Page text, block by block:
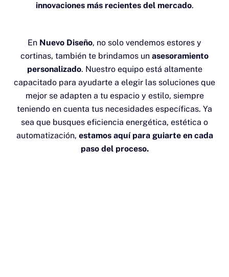
innovaciones más recientes del mercado.
En Nuevo Diseño, no solo vendemos estores y
cortinas, también te brindamos un asesoramiento
personalizado. Nuestro equipo está altamente
capacitado para ayudarte a elegir las soluciones que
mejor se adapten a tu espacio y estilo, siempre
teniendo en cuenta tus necesidades específicas. Ya
sea que busques eficiencia energética, estética o
automatización, estamos aquí para guiarte en cada
paso del proceso.